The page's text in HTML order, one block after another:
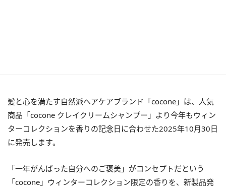
髪と心を満たす自然派ヘアケアブランド「cocone」は、人気
商品「cocone クレイクリームシャンプー」より今年もウィン
ターコレクションを香りの記念日に合わせた2025年10月30日
に発売します。
「一年がんばった自分へのご褒美」がコンセプトだという
「cocone」ウィンターコレクション限定の香りを、新製品発